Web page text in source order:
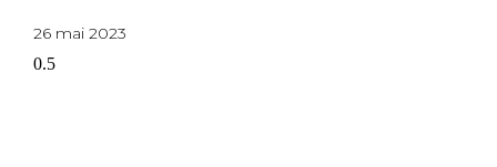
26 mai 2023